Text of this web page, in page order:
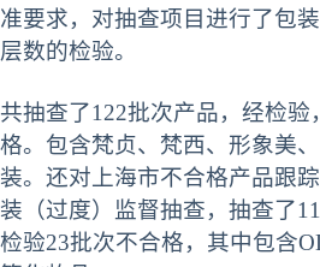
准要求，对抽查项目进行了包
层数的检验。
共抽查了122批次产品，经检验
格。包含梵贞、梵西、形象美
装。还对上海市不合格产品跟
装（过度）监督抽查，抽查了
检验23批次不合格，其中包含